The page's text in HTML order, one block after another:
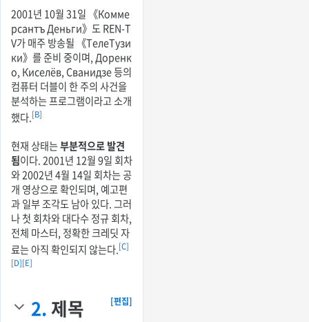
2001년 10월 31일 《Комме
рсантъ Деньги》도 REN-T
V가 매주 방송될 《ТелеТузи
ки》를 준비 중이며, Доренк
о, Киселёв, Сванидзе 등의
컴퓨터 더블이 한 주의 사건을
분석하는 프로그램이라고 소개
했다.[B]
현재 상태는부분적으로 발견
됨이다. 2001년 12월 9일 회차
와 2002년 4월 14일 회차는 공
개 영상으로 확인되며, 예고편
과 일부 조각도 남아 있다. 그러
나 첫 회차와 대다수 정규 회차,
전체 마스터, 정확한 크레딧 자
료는 아직 확인되지 않는다.[C]
[D][E]
2.제목 [편집]